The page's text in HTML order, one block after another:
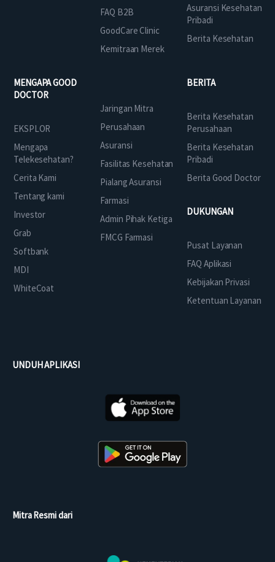
FAQ B2B
GoodCare Clinic
Kemitraan Merek
Asuransi Kesehatan
Pribadi
Berita Kesehatan
MENGAPA GOOD
DOCTOR
EKSPLOR
Mengapa
Telekesehatan?
Cerita Kami
Tentang kami
Investor
Grab
Softbank
MDI
WhiteCoat
Jaringan Mitra
Perusahaan
Asuransi
Fasilitas Kesehatan
Pialang Asuransi
Farmasi
Admin Pihak Ketiga
FMCG Farmasi
BERITA
Berita Kesehatan
Perusahaan
Berita Kesehatan
Pribadi
Berita Good Doctor
DUKUNGAN
Pusat Layanan
FAQ Aplikasi
Kebijakan Privasi
Ketentuan Layanan
UNDUH APLIKASI
Mitra Resmi dari